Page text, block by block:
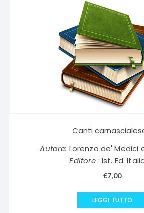
Canti
Autore: Lorenzo de' Medici
Editore : Ist. Ed.
€7,00
LEGGI TUTTO